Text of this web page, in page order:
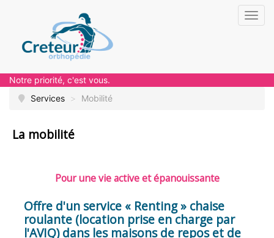
Notre priorité, c'est vous.
Services
> Mobilité
La mobilité
Pour une vie active et épanouissante
Offre d'un service « Renting » chaise
roulante (location prise en charge par
l'AVIQ) dans les maisons de repos et de